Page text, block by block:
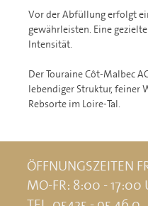
Vor der Abfüllung erfolgt
gewährleisten. Eine
Intensität.
Der Touraine Côt-Malbec
lebendiger Struktur, feiner
Rebsorte im Loire-Tal.
ÖFFNUNGSZEITEN
MO-FR: 8:00 - 17:00